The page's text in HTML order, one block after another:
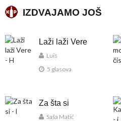
IZDVAJAMO JOŠ
Laži laži Vere
Luis
5 glasova
Za šta si
Saša Matić